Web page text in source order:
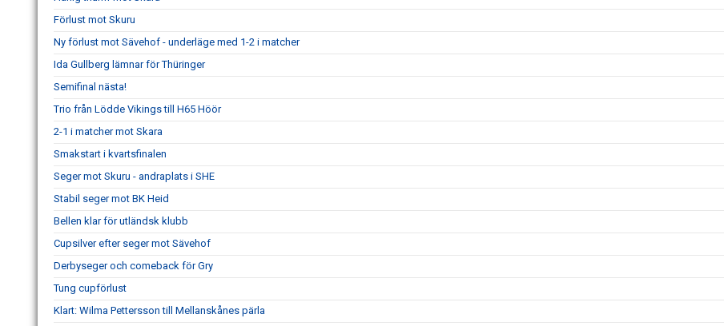
Förlust mot Skuru
Ny förlust mot Sävehof - underläge med 1-2 i matcher
Ida Gullberg lämnar för Thüringer
Semifinal nästa!
Trio från Lödde Vikings till H65 Höör
2-1 i matcher mot Skara
Smakstart i kvartsfinalen
Seger mot Skuru - andraplats i SHE
Stabil seger mot BK Heid
Bellen klar för utländsk klubb
Cupsilver efter seger mot Sävehof
Derbyseger och comeback för Gry
Tung cupförlust
Klart: Wilma Pettersson till Mellanskånes pärla